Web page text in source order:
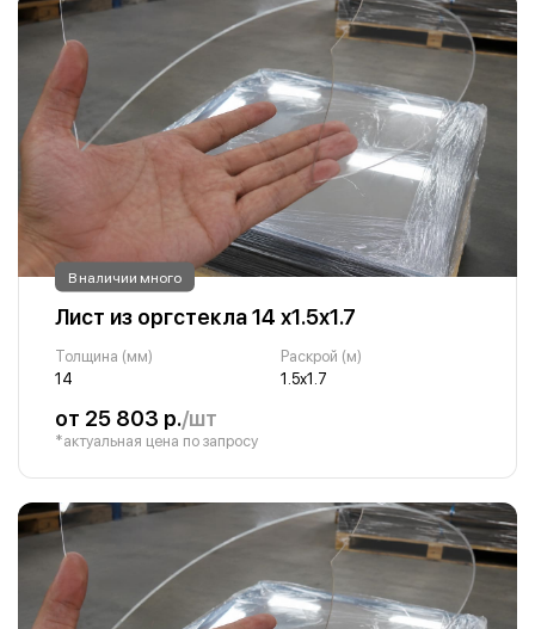
В наличии много
Лист из оргстекла 14 х1.5х1.7
Толщина (мм)
14
Раскрой (м)
1.5х1.7
от 25 803 р./шт
*актуальная цена по запросу